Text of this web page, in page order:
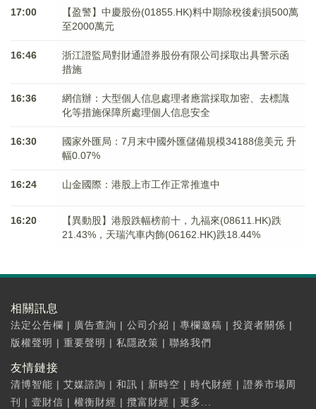
17:00
【盈警】中慶股份(01855.HK)料中期除稅後虧損500萬
至2000萬元
16:46
浙江證監局對財通證券股份有限公司採取出具警示函
措施
16:36
網信辦：大型個人信息處理者應當採取加密、去標識
化等措施保障所處理個人信息安全
16:30
國家外匯局：7月末中國外匯儲備規模34188億美元 升
幅0.07%
16:24 山金國際：港股上市工作正常推進中
16:20
【異動股】港股跌幅榜前十，九福來(08611.HK)跌
21.43%，天瑞汽車内飾(06162.HK)跌18.44%
相關訊息
法定公告欄 | 廣告查詢 | 公司介紹 | 專欄邀稿 | 投資者關係 |
版權聲明 | 重要聲明 | 私隱政策 | 聯絡我們
友情鏈接
清博智能 | 艾媒諮詢 | 和訊 | 新時空 | 時代財經 | 證券市場周
刊
| 壹財信 | 權衡財經 | 攬富財經 | 更多...